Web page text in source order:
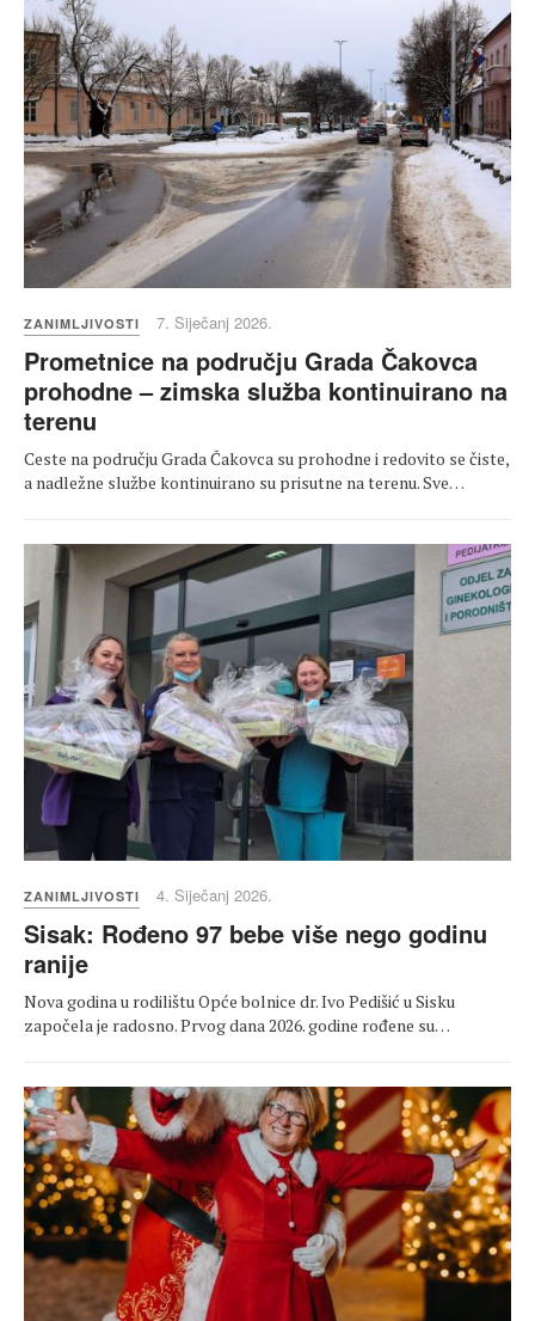
ZANIMLJIVOSTI 7. Siječanj 2026.
Prometnice na području Grada Čakovca
prohodne – zimska služba kontinuirano na
terenu
Ceste na području Grada Čakovca su prohodne i redovito se čiste,
a nadležne službe kontinuirano su prisutne na terenu. Sve…
ZANIMLJIVOSTI 4. Siječanj 2026.
Sisak: Rođeno 97 bebe više nego godinu
ranije
Nova godina u rodilištu Opće bolnice dr. Ivo Pedišić u Sisku
započela je radosno. Prvog dana 2026. godine rođene su…